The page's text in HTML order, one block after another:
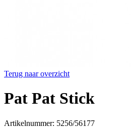
Terug naar overzicht
Pat Pat Stick
Artikelnummer: 5256/56177